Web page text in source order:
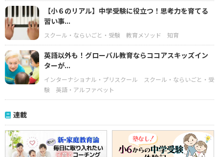
【小６のリアル】中学受験に役立つ！思考力を育てる
習い事...
スクール・ならいごと・受験 教育メソッド 知育
英語以外も！グローバル教育ならココアスキッズイン
ターが...
インターナショナル・プリスクール
スクール・ならいごと・受
験
英語・アルファベット
連載